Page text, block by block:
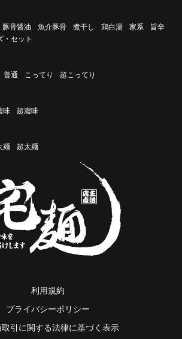
豚骨醤油 魚介豚骨 煮干し 鶏白湯 家系
旨辛
・セット
普通 こってり 超こってり
味 超濃味
麺 超太麺
利用規約
プライバシーポリシー
引に関する法律に基づく表示